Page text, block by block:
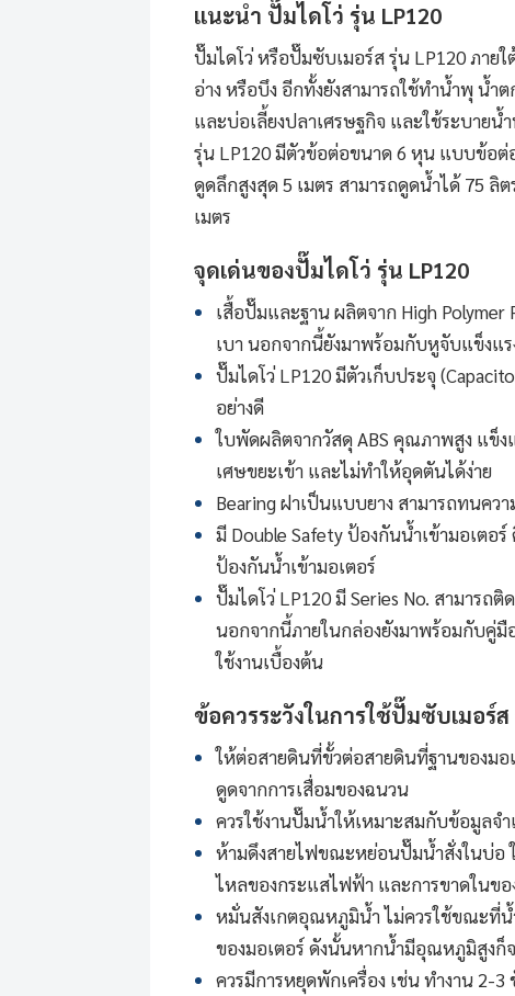
แนะนำ ปั๊มไดโว่ รุ่น LP120
ปั๊มไดโว่หรือปั๊มซับเมอร์ส รุ่น LP120 ภาย
อ่าง หรือบึง อีกทั้งยังสามารถใช้ทำน้ำพุ น้
และบ่อเลี้ยงปลาเศรษฐกิจ และใช้ระบายน้
รุ่น LP120 มีตัวข้อต่อขนาด 6 หุน แบบข้อต่
ดูดลึกสูงสุด 5 เมตร สามารถดูดน้ำได้ 75 ลิ
เมตร
จุดเด่นของปั๊มไดโว่ รุ่น LP120
เสื้อปั๊มและฐาน ผลิตจาก High
เบา นอกจากนี้ยังมาพร้อมกับหูจับแข็งแ
ปั๊มไดโว่ LP120 มีตัวเก็บประจุ
อย่างดี
ใบพัดผลิตจากวัสดุ ABS คุณภาพสูง แข็
เศษขยะเข้า และไม่ทำให้อุดตันได้ง่าย
Bearing ฝาเป็นแบบยาง สามารถทนคว
มี Double Safety ป้องกันน้ำเข้ามอเตอ
ป้องกันน้ำเข้ามอเตอร์
ปั๊มไดโว่LP120 มี Series No. สามารถ
นอกจากนี้ภายในกล่องยังมาพร้อมกับคู่
ใช้งานเบื้องต้น
ข้อควรระวังในการใช้ปั๊มซับเมอร์ส
ให้ต่อสายดินที่ขั้วต่อสายดินที่ฐานของมอ
ดูดจากการเสื่อมของฉนวน
ควรใช้งานปั๊มน้ำให้เหมาะสมกับข้อมูลจ
ห้ามดึงสายไฟขณะหย่อนปั๊มน้ำสั่งในบ่อ
ไหลของกระแสไฟฟ้า และการขาดในขอ
หมั่นสังเกตอุณหภูมิน้ำ ไม่ควรใช้ขณะที่น้
ของมอเตอร์ ดังนั้นหากน้ำมีอุณหภูมิสูงก็
ควรมีการหยุดพักเครื่อง เช่น ทำงาน 2-3